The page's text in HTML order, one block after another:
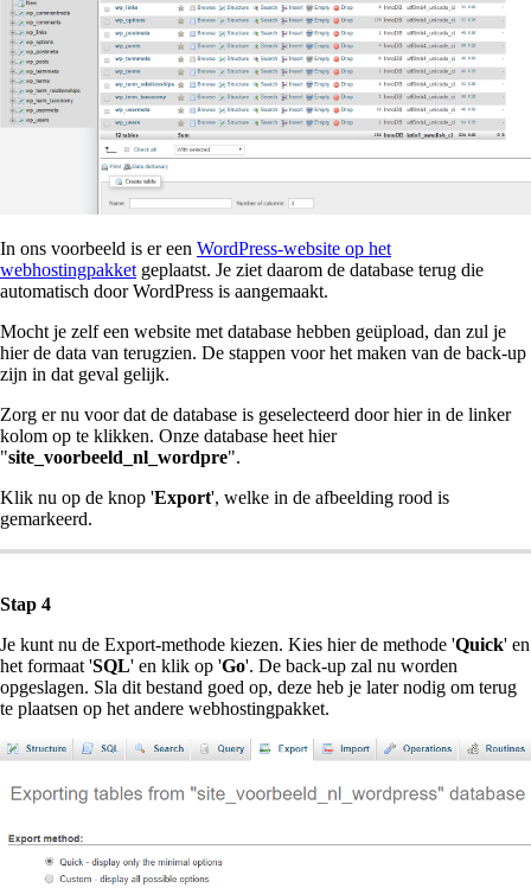
In ons voorbeeld is er een WordPress-website op het
webhostingpakket geplaatst. Je ziet daarom de database terug die
automatisch door WordPress is aangemaakt.
Mocht je zelf een website met database hebben geüpload, dan zul je
hier de data van terugzien. De stappen voor het maken van de back-up
zijn in dat geval gelijk.
Zorg er nu voor dat de database is geselecteerd door hier in de linker
kolom op te klikken. Onze database heet hier
"site_voorbeeld_nl_wordpre".
Klik nu op de knop 'Export', welke in de afbeelding rood is
gemarkeerd.
Stap 4
Je kunt nu de Export-methode kiezen. Kies hier de methode 'Quick' en
het formaat 'SQL' en klik op 'Go'. De back-up zal nu worden
opgeslagen. Sla dit bestand goed op, deze heb je later nodig om terug
te plaatsen op het andere webhostingpakket.